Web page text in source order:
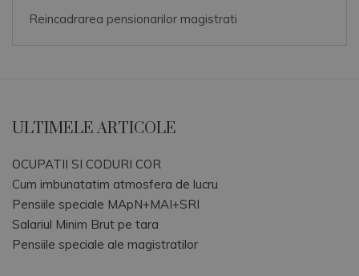
Reincadrarea pensionarilor magistrati
ULTIMELE ARTICOLE
OCUPATII SI CODURI COR
Cum imbunatatim atmosfera de lucru
Pensiile speciale MApN+MAI+SRI
Salariul Minim Brut pe tara
Pensiile speciale ale magistratilor